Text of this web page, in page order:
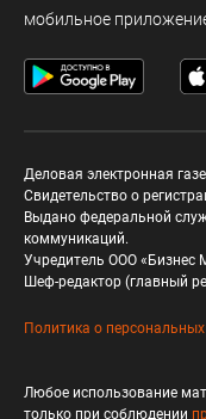
мобильное
Деловая электронная
Свидетельство о
Выдано федеральной
коммуникаций.
Учредитель ООО «Бизнес
Шеф-редактор (главный
Политика о
Любое использование
только при соблюдении